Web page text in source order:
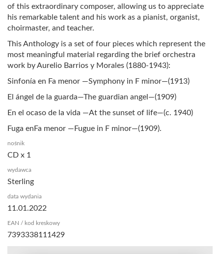
of this extraordinary composer, allowing us to appreciate
his remarkable talent and his work as a pianist, organist,
choirmaster, and teacher.
This Anthology is a set of four pieces which represent the
most meaningful material regarding the brief orchestra
work by Aurelio Barrios y Morales (1880-1943):
Sinfonía en Fa menor —Symphony in F minor—(1913)
El ángel de la guarda—The guardian angel—(1909)
En el ocaso de la vida —At the sunset of life—(c. 1940)
Fuga enFa menor —Fugue in F minor—(1909).
nośnik
CD x 1
wydawca
Sterling
data wydania
11.01.2022
EAN / kod kreskowy
7393338111429